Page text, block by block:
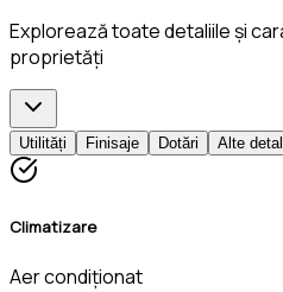
Explorează toate detaliile și
proprietăți
Utilități Finisaje Dotări Alte
Climatizare
Aer condiționat